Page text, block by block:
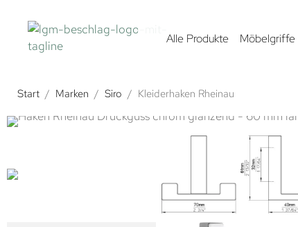
Alle Produkte Möbelgriffe
Start / Marken / Siro / Kleiderhaken Rheinau